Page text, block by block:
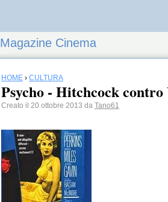
Magazine Cinema
HOME › CULTURA
Psycho - Hitchcock contro
Creato il 20 ottobre 2013 da Tano61